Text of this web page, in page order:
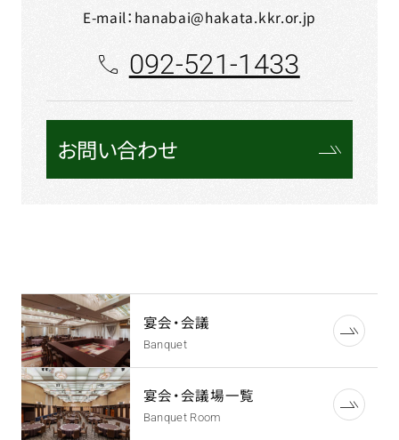
E-mail：hanabai@hakata.kkr.or.jp
092-521-1433
お問い合わせ
宴会・会議
Banquet
宴会・会議場一覧
Banquet Room